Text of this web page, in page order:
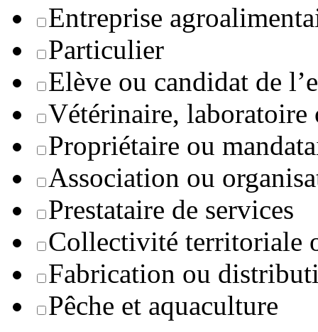
Entreprise
Particulier
Elève ou candidat de
Vétérinaire, laboratoire
Propriétaire ou
Association ou
Prestataire de services
Collectivité territoriale
Fabrication ou
Pêche et aquaculture